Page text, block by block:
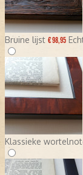
Bruine lijst € 98,95
Klassieke